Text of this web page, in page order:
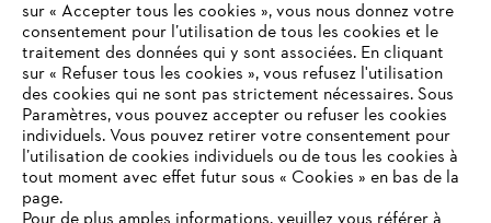
Contact
Politique de protection des données
VOTRE NAVIGATEUR INTERNET
N'EST PLUS PRIS EN CHARGE
Vous utilisez un navigateur Internet que nous ne prenons plus
en charge, et certaines fonctionnalités de notre site ne
peuvent fonctionner correctement. Pour une utilisation
optimale de notre site, nous vous recommandons de passer à
sur « Accepter tous les cookies », vous nous donnez votre
consentement pour l’utilisation de tous les cookies et le
traitement des données qui y sont associées. En cliquant
sur « Refuser tous les cookies », vous refusez l'utilisation
des cookies qui ne sont pas strictement nécessaires. Sous
Paramètres, vous pouvez accepter ou refuser les cookies
individuels. Vous pouvez retirer votre consentement pour
l’utilisation de cookies individuels ou de tous les cookies à
tout moment avec effet futur sous « Cookies » en bas de la
page.